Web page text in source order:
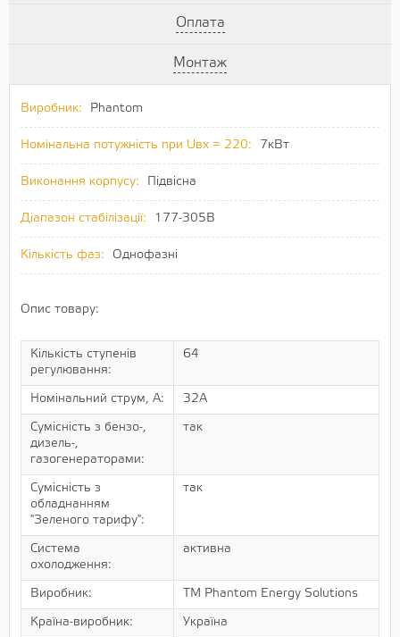
Оплата
Монтаж
Виробник: Phantom
Номінальна потужність при Uвх = 220: 7кВт
Виконання корпусу: Підвісна
Діапазон стабілізації: 177-305В
Кількість фаз: Однофазні
Опис товару:
Кількість ступенів
регулювання:
64
Номінальний струм, А: 32А
Сумісність з бензо-,
дизель-,
газогенераторами:
так
Сумісність з
обладнанням
"Зеленого тарифу":
так
Система
охолодження:
активна
Виробник: ТМ Phantom Energy Solutions
Країна-виробник: Україна